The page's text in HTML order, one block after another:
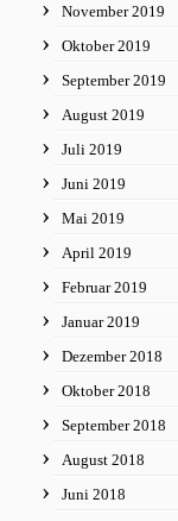
November 2019
Oktober 2019
September 2019
August 2019
Juli 2019
Juni 2019
Mai 2019
April 2019
Februar 2019
Januar 2019
Dezember 2018
Oktober 2018
September 2018
August 2018
Juni 2018